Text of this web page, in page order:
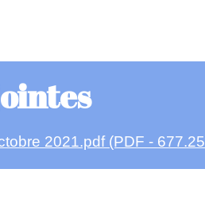
2021.pdf (PDF -